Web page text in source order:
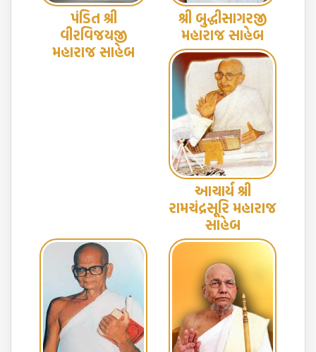
પંડિત શ્રી
વીરવિજયજી
મહારાજ સાહેબ
શ્રી બુદ્ધીસાગરજી
મહારાજ સાહેબ
આચાર્ય શ્રી
રામચંદ્રસૂરિ મહારાજ
સાહેબ